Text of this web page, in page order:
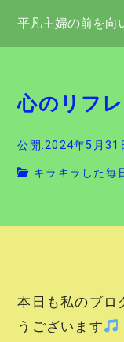
平凡主婦の前を向
心のリフ
公開:2024年5月31
キラキラした毎
本日も私のブロ
うございます